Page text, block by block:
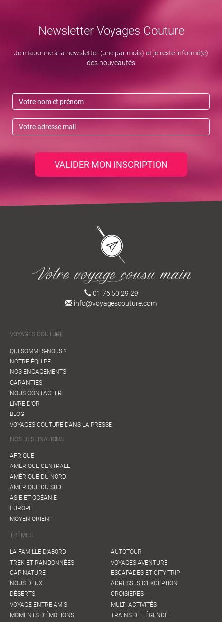
Newsletter Voyages Couture
Je m’abonne à la newsletter (une par mois) et je reste informé(e)
des nouveautés
VALIDER MON INSCRIPTION
01 76 50 29 29
info@voyagescouture.com
VOYAGES COUTURE
QUI SOMMES-NOUS ?
NOTRE ÉQUIPE
NOS ENGAGEMENTS
GARANTIES
NOUS CONTACTER
LIVRE D'OR
BLOG
VOYAGES COUTURE DANS LA PRESSE
NOS DESTINATIONS
AFRIQUE
AMÉRIQUE CENTRALE
AMÉRIQUE DU NORD
AMÉRIQUE DU SUD
ASIE ET OCÉANIE
EUROPE
MOYEN-ORIENT
THÈMES
LA FAMILLE D'ABORD
TREK ET RANDONNÉES
CAP NATURE
NOUS DEUX
DÉSERTS
VOYAGE ENTRE AMIS
MOMENTS D'ÉMOTIONS
AUTOTOUR
VOYAGES AVENTURE
ESCAPADES ET CITY TRIP
ADRESSES D'EXCEPTION
CROISIÈRES
MULTI-ACTIVITÉS
TRAINS DE LÉGENDE !